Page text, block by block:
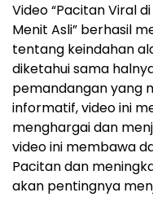
Video “Pacitan Viral
Menit Asli” berhasil
tentang keindahan
diketahui sama
pemandangan yang
informatif, video ini
menghargai dan
video ini membawa
Pacitan dan
akan pentingnya